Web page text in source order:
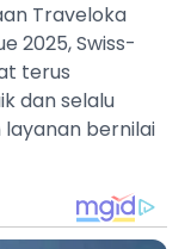
Traveloka
2025, Swiss-
terus
dan selalu
bernilai